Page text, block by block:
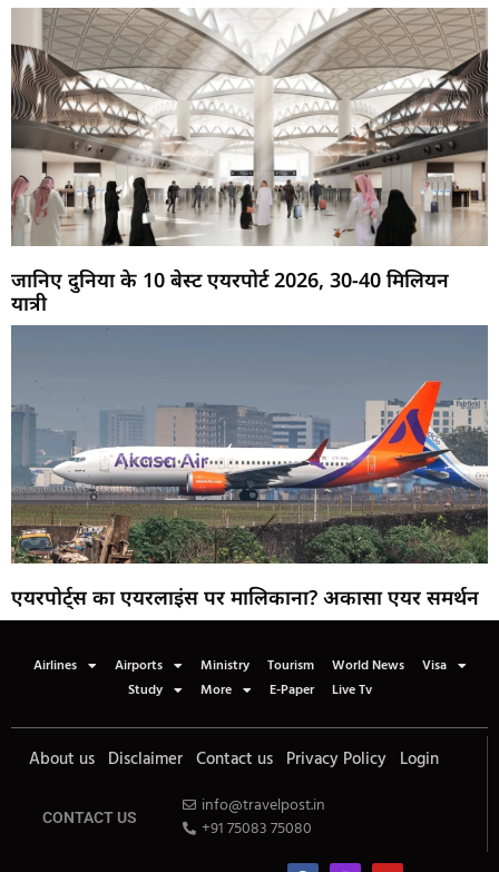
जानिए दुनिया के 10 बेस्ट एयरपोर्ट 2026, 30-40 मिलियन
यात्री
एयरपोर्ट्स का एयरलाइंस पर मालिकाना? अकासा एयर समर्थन
Airlines Airports Ministry Tourism World News
Visa
Study
More E-Paper Live Tv
About us Disclaimer Contact us Privacy Policy Login
CONTACT US
info@travelpost.in
+91 75083 75080